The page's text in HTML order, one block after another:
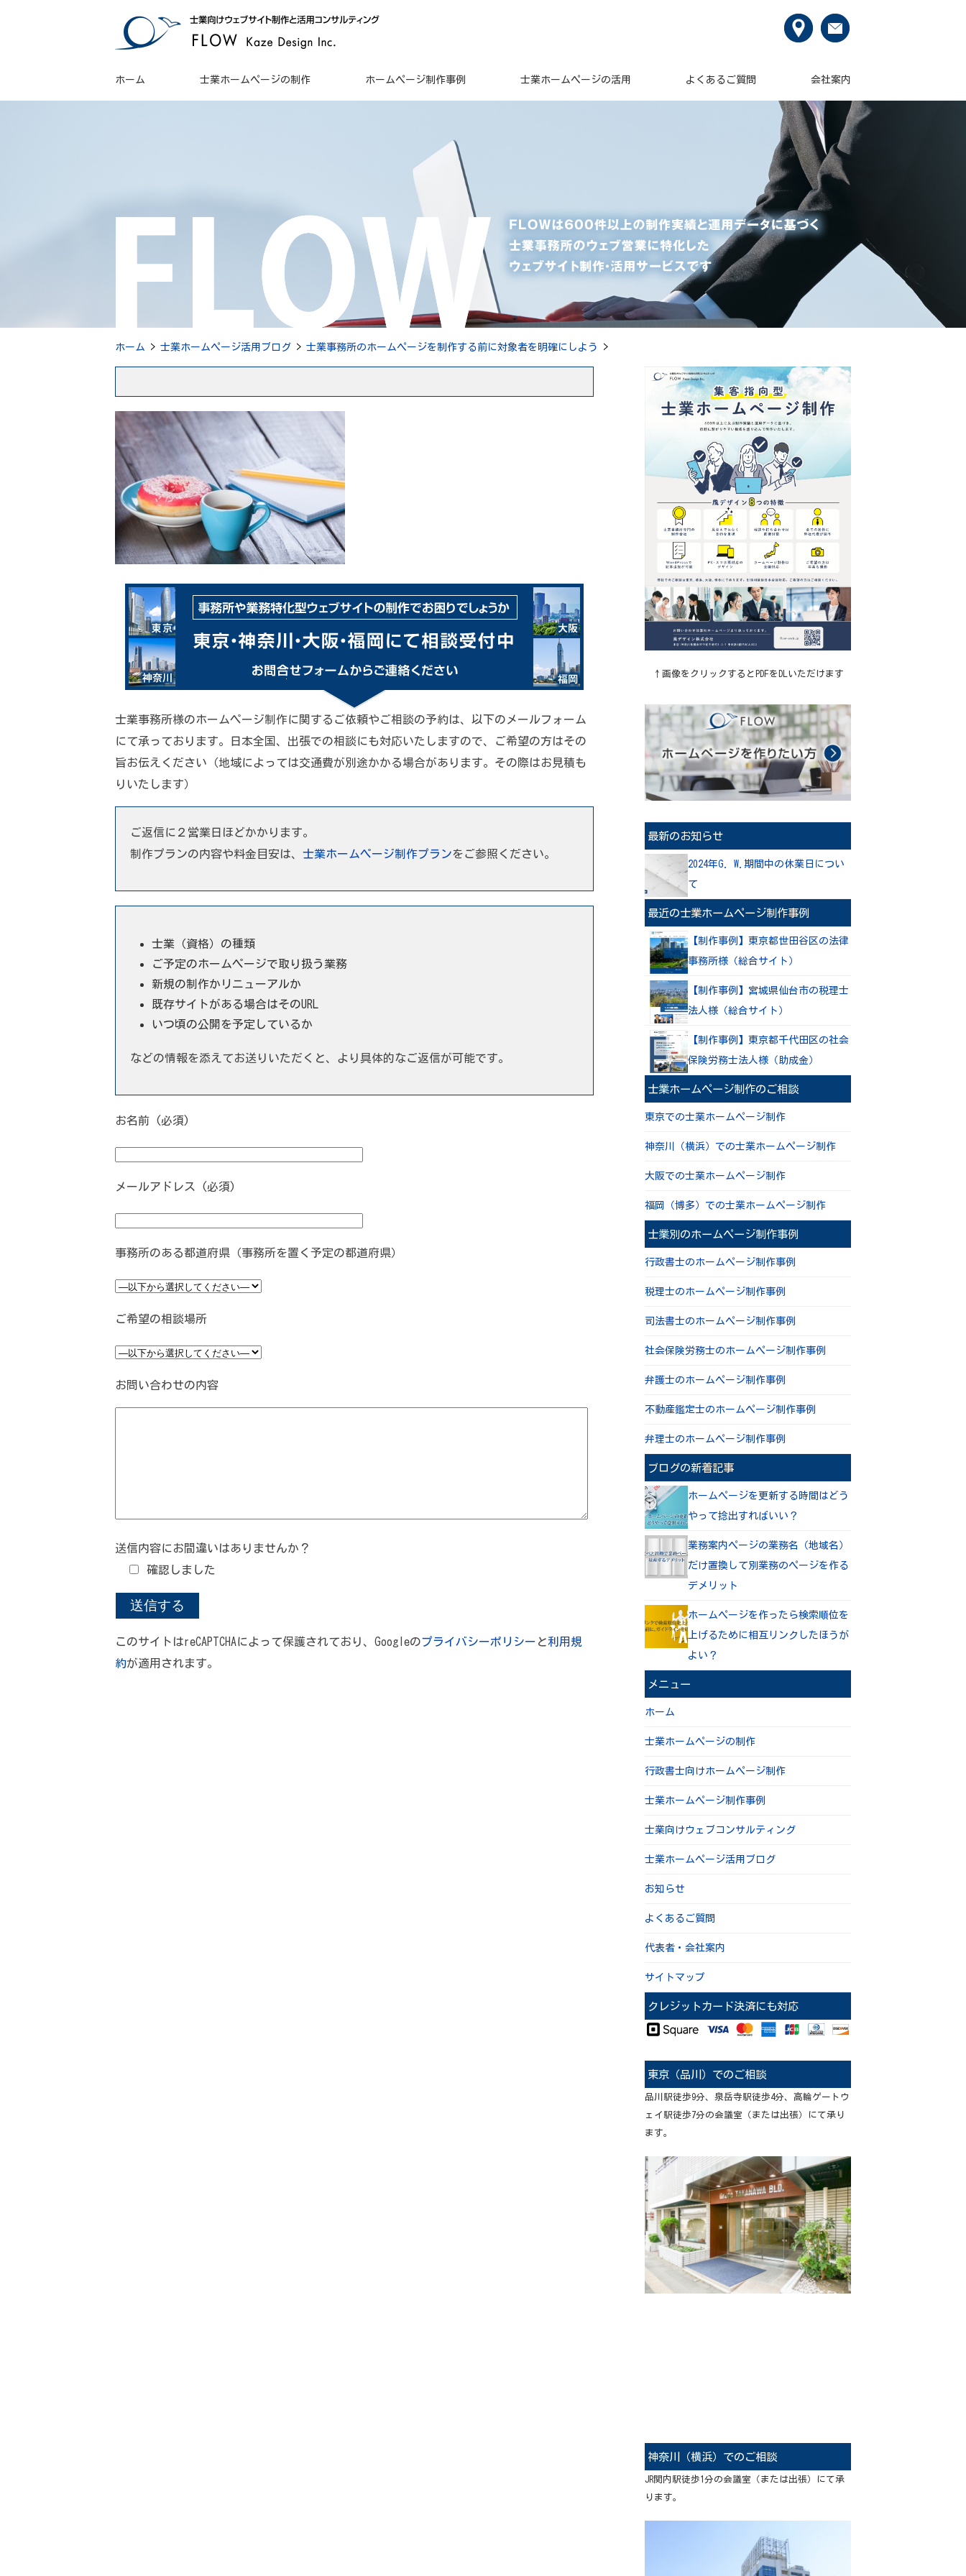
ホーム 士業ホームページの制作 ホームページ制作事例 士業ホームページの活用 よくあるご質問 会社案内
ホーム > 士業ホームページ活用ブログ > 士業事務所のホームページを制作する前に対象者を明確にしよう >
士業事務所様のホームページ制作に関するご依頼やご相談の予約は、以下のメールフォーム
にて承っております。日本全国、出張での相談にも対応いたしますので、ご希望の方はその
旨お伝えください（地域によっては交通費が別途かかる場合があります。その際はお見積も
りいたします）
ご返信に２営業日ほどかかります。
制作プランの内容や料金目安は、 士業ホームページ制作プランをご参照ください。
士業（資格）の種類
ご予定のホームページで取り扱う業務
新規の制作かリニューアルか
既存サイトがある場合はそのURL
いつ頃の公開を予定しているか
などの情報を添えてお送りいただくと、より具体的なご返信が可能です。
お名前 (必須)
メールアドレス (必須)
事務所のある都道府県（事務所を置く予定の都道府県）
ご希望の相談場所
お問い合わせの内容
送信内容にお間違いはありませんか？
確認しました
このサイトはreCAPTCHAによって保護されており、Googleのプライバシーポリシー と利用規
約が適用されます。
↑画像をクリックするとPDFをDLいただけます
最新のお知らせ
2024年G. W.期間中の休業日につい
て
最近の士業ホームページ制作事例
【制作事例】東京都世田谷区の法律
事務所様（総合サイト）
【制作事例】宮城県仙台市の税理士
法人様（総合サイト）
【制作事例】東京都千代田区の社会
保険労務士法人様（助成金）
士業ホームページ制作のご相談
東京での士業ホームページ制作
神奈川（横浜）での士業ホームページ制作
大阪での士業ホームページ制作
福岡（博多）での士業ホームページ制作
士業別のホームページ制作事例
行政書士のホームページ制作事例
税理士のホームページ制作事例
司法書士のホームページ制作事例
社会保険労務士のホームページ制作事例
弁護士のホームページ制作事例
不動産鑑定士のホームページ制作事例
弁理士のホームページ制作事例
ブログの新着記事
ホームページを更新する時間はどう
やって捻出すればいい？
業務案内ページの業務名（地域名）
だけ置換して別業務のページを作る
デメリット
ホームページを作ったら検索順位を
上げるために相互リンクしたほうが
よい？
メニュー
ホーム
士業ホームページの制作
行政書士向けホームページ制作
士業ホームページ制作事例
士業向けウェブコンサルティング
士業ホームページ活用ブログ
お知らせ
よくあるご質問
代表者・会社案内
サイトマップ
クレジットカード決済にも対応
東京（品川）でのご相談
品川駅徒歩9分、泉岳寺駅徒歩4分、高輪ゲートウ
ェイ駅徒歩7分の会議室（または出張）にて承り
ます。
神奈川（横浜）でのご相談
JR関内駅徒歩1分の会議室（または出張）にて承
ります。